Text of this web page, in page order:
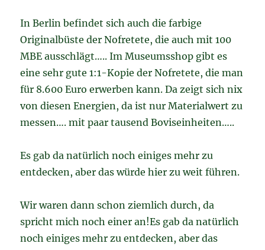
In Berlin befindet sich auch die farbige
Originalbüste der Nofretete, die auch mit 100
MBE ausschlägt….. Im Museumsshop gibt es
eine sehr gute 1:1-Kopie der Nofretete, die man
für 8.600 Euro erwerben kann. Da zeigt sich nix
von diesen Energien, da ist nur Materialwert zu
messen…. mit paar tausend Boviseinheiten…..
Es gab da natürlich noch einiges mehr zu
entdecken, aber das würde hier zu weit führen.
Wir waren dann schon ziemlich durch, da
spricht mich noch einer an!Es gab da natürlich
noch einiges mehr zu entdecken, aber das